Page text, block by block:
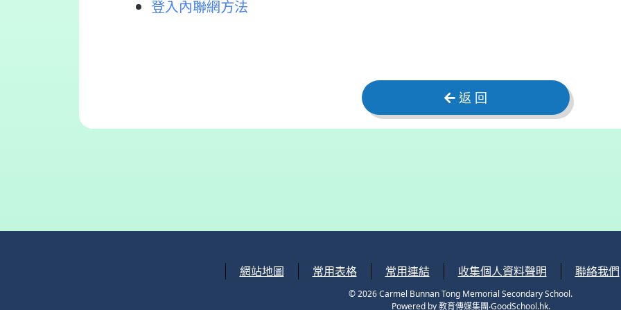
登入內聯網方法
返 回
網站地圖 常用表格 常用連結 收集個人資料聲明 聯絡我們
© 2026Carmel Bunnan Tong Memorial Secondary School.
Powered by教育傳媒集團‧GoodSchool.hk.